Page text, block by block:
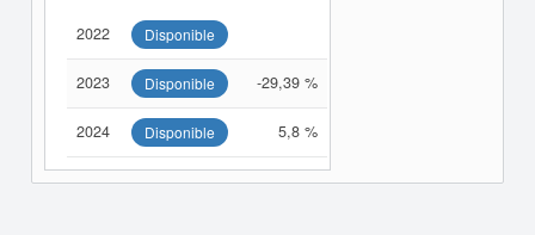
2022 Disponible
2023 Disponible -29,39 %
2024 Disponible 5,8 %